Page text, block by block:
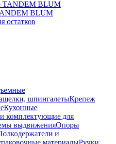
BLUM
остатков
шпингалетыКрепеж
Кухонные
комплектующие для
выдвиженияОпоры
и
материалыРучки